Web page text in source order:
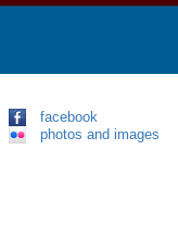
facebook
photos and images